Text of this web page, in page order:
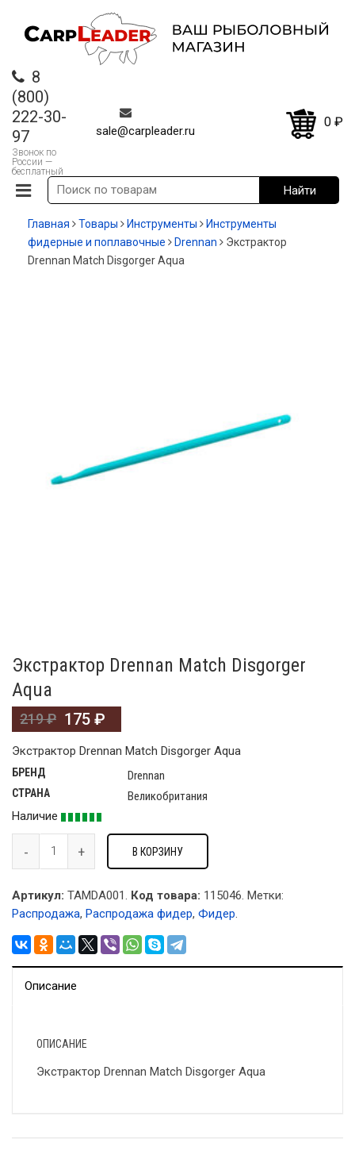
8
(800)
222-30-
97
Звонок по
России —
бесплатный
sale@carpleader.ru
0 ₽
Главная Товары Инструменты
Инструменты
фидерные и поплавочные
Drennan
Экстрактор
Drennan Match Disgorger Aqua
Экстрактор Drennan Match Disgorger
Aqua
219₽ 175 ₽
Экстрактор Drennan Match Disgorger Aqua
БРЕНД Drennan
СТРАНА
Великобритания
Наличие
В КОРЗИНУ
Артикул: TAMDA001. Код товара: 115046. Метки:
Распродажа, Распродажа фидер, Фидер.
Описание
ОПИСАНИЕ
Экстрактор Drennan Match Disgorger Aqua